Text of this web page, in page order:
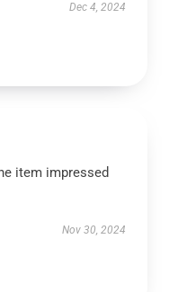
Dec 4, 2024
item impressed
Nov 30, 2024